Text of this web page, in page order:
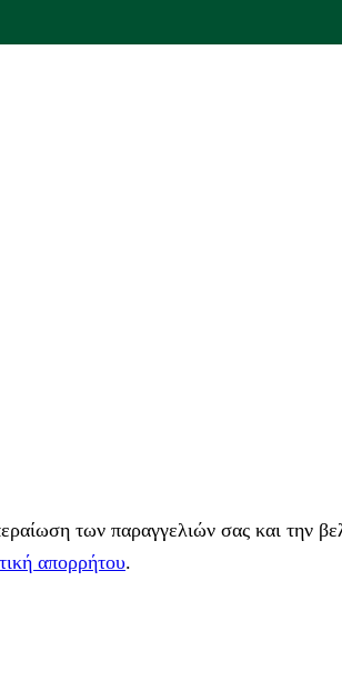
των παραγγελιών σας και την
απορρήτου.